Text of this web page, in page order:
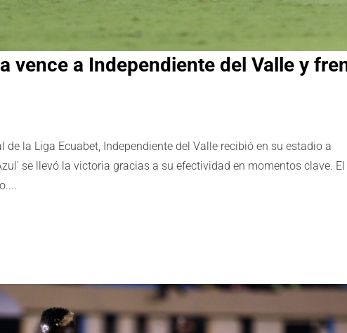
vence a Independiente del Valle y
de la Liga Ecuabet, Independiente del Valle recibió en su estadio a
se llevó la victoria gracias a su efectividad en momentos clave. El